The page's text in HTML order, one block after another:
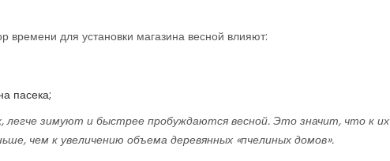
для установки магазина весной влияют:
пасека;
легче зимуют и быстрее пробуждаются весной. Это значит, что к их
чем к увеличению объема деревянных «пчелиных домов».